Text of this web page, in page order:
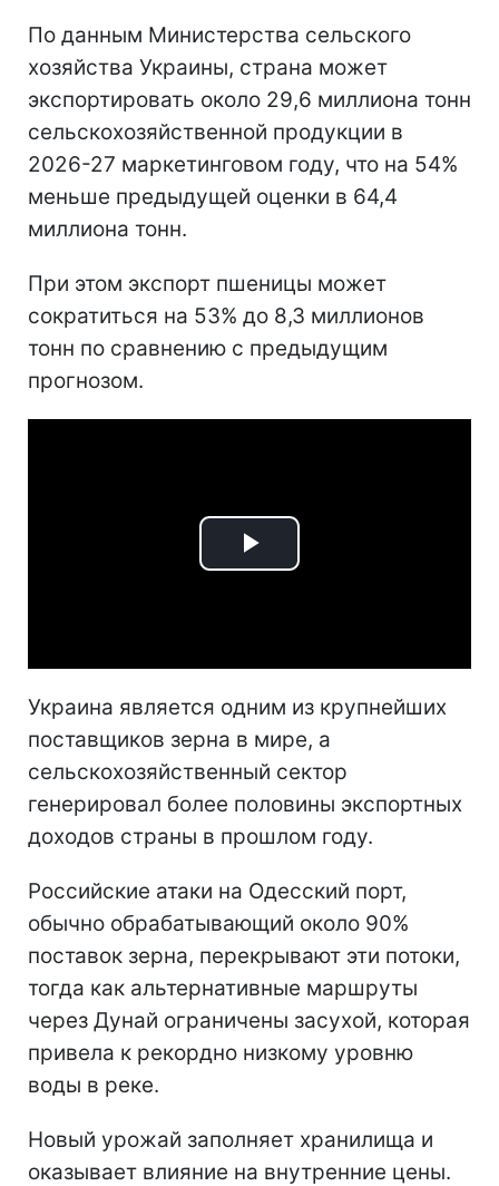
По данным Министерства сельского
хозяйства Украины, страна может
экспортировать около 29,6 миллиона тонн
сельскохозяйственной продукции в
2026-27 маркетинговом году, что на 54%
меньше предыдущей оценки в 64,4
миллиона тонн.
При этом экспорт пшеницы может
сократиться на 53% до 8,3 миллионов
тонн по сравнению с предыдущим
прогнозом.
Play
Украина является одним из крупнейших
поставщиков зерна в мире, а
сельскохозяйственный сектор
генерировал более половины экспортных
доходов страны в прошлом году.
Российские атаки на Одесский порт,
обычно обрабатывающий около 90%
поставок зерна, перекрывают эти потоки,
тогда как альтернативные маршруты
через Дунай ограничены засухой, которая
привела к рекордно низкому уровню
воды в реке.
Новый урожай заполняет хранилища и
оказывает влияние на внутренние цены.